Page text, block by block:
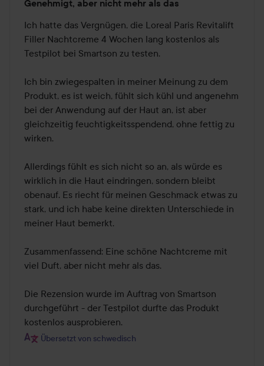
2
von
5
Genehmigt, aber nicht mehr als das
Ich hatte das Vergnügen, die Loreal Paris Revitalift
Filler Nachtcreme 4 Wochen lang kostenlos als
Testpilot bei Smartson zu testen.
Ich bin zwiegespalten in meiner Meinung zu dem
Produkt, es ist weich, fühlt sich kühl und angenehm
bei der Anwendung auf der Haut an, ist aber
gleichzeitig feuchtigkeitsspendend, ohne fettig zu
wirken.
Allerdings fühlt es sich nicht so an, als würde es
wirklich in die Haut eindringen, sondern bleibt
obenauf. Es riecht für meinen Geschmack etwas zu
stark, und ich habe keine direkten Unterschiede in
meiner Haut bemerkt.
Zusammenfassend: Eine schöne Nachtcreme mit
viel Duft, aber nicht mehr als das.
Die Rezension wurde im Auftrag von Smartson
durchgeführt - der Testpilot durfte das Produkt
kostenlos ausprobieren.
Übersetzt von schwedisch